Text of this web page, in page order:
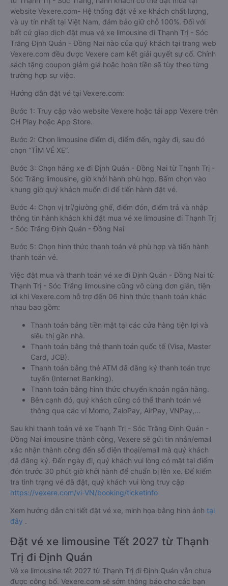
website Vexere.com- Hệ thống đặt vé xe khách chất lượng,
và uy tín nhất tại Việt Nam, đảm bảo giữ chỗ 100%. Đối với
bất cứ giao dịch đặt mua vé xe limousine đi Thạnh Trị - Sóc
Trăng Định Quán - Đồng Nai nào của quý khách tại trang web
Vexere.com đều được Vexere cam kết giải quyết sự cố. Chính
sách tặng coupon giảm giá hoặc hoàn tiền sẽ tùy theo từng
trường hợp sự việc.
Hướng dẫn đặt vé tại Vexere.com:
Bước 1: Truy cập vào website Vexere hoặc tải app Vexere trên
CH Play hoặc App Store.
Bước 2: Chọn limousine điểm đi, điểm đến, ngày đi, sau đó
chọn “TÌM VÉ XE”.
Bước 3: Chọn hãng xe đi Định Quán - Đồng Nai từ Thạnh Trị -
Sóc Trăng limousine, giờ khởi hành phù hợp. Bấm chọn vào
khung giờ quý khách muốn đi để tiến hành đặt vé.
Bước 4: Chọn vị trí/giường ghế, điểm đón, điểm trả và nhập
thông tin hành khách khi đặt mua vé xe limousine đi Thạnh Trị
- Sóc Trăng Định Quán - Đồng Nai
Bước 5: Chọn hình thức thanh toán vé phù hợp và tiến hành
thanh toán vé.
Việc đặt mua và thanh toán vé xe đi Định Quán - Đồng Nai từ
Thạnh Trị - Sóc Trăng limousine cũng vô cùng đơn giản, tiện
lợi khi Vexere.com hỗ trợ đến 06 hình thức thanh toán khác
nhau bao gồm:
Thanh toán bằng tiền mặt tại các cửa hàng tiện lợi và
siêu thị gần nhà.
Thanh toán bằng thẻ thanh toán quốc tế (Visa, Master
Card, JCB).
Thanh toán bằng thẻ ATM đã đăng ký thanh toán trực
tuyến (Internet Banking).
Thanh toán bằng hình thức chuyển khoản ngân hàng.
Bên cạnh đó, quý khách cũng có thể thanh toán vé
thông qua các ví Momo, ZaloPay, AirPay, VNPay,…
Sau khi thanh toán vé xe Thạnh Trị - Sóc Trăng Định Quán -
Đồng Nai limousine thành công, Vexere sẽ gửi tin nhắn/email
xác nhận thành công đến số điện thoại/email mà quý khách
đã đăng ký. Đến ngày đi, quý khách vui lòng có mặt tại điểm
đón trước 30 phút giờ khởi hành để chuẩn bị lên xe. Để kiểm
tra tình trạng vé đã đặt, quý khách vui lòng truy cập
https://vexere.com/vi-VN/booking/ticketinfo
Xem hướng dẫn chi tiết đặt vé xe, minh họa bằng hình ảnh tại
đây .
Đặt vé xe limousine Tết 2027 từ Thạnh
Trị đi Định Quán
Vé xe limousine tết 2027 từ Thạnh Trị đi Định Quán vẫn chưa
được công bố. Vexere.com sẽ sớm thông báo cho các bạn